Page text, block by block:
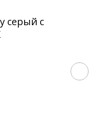
серый с